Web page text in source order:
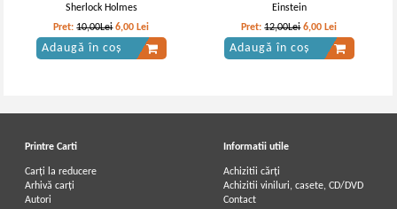
Sherlock Holmes
Pret:10,00Lei 6,00 Lei
Adaugă în coș
Einstein
Pret:12,00Lei 6,00 Lei
Adaugă în coș
Printre Carti
Carți la reducere
Arhivă carți
Autori
Informatii utile
Achizitii cărți
Achizitii viniluri, casete, CD/DVD
Contact